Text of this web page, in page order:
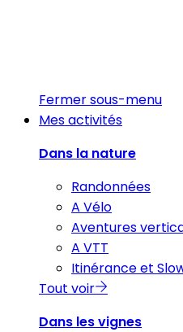
Fermer sous-menu
Mes activités
Dans la nature
Randonnées
A Vélo
Aventures
A VTT
Itinérance et
Tout voir
Dans les vignes